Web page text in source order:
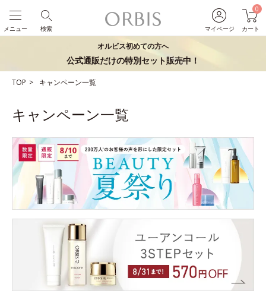
マイページ
0
カート
検索
メニュー
オルビス初めての方へ
公式通販だけの特別セット販売中！
TOP キャンペーン一覧
キャンペーン一覧